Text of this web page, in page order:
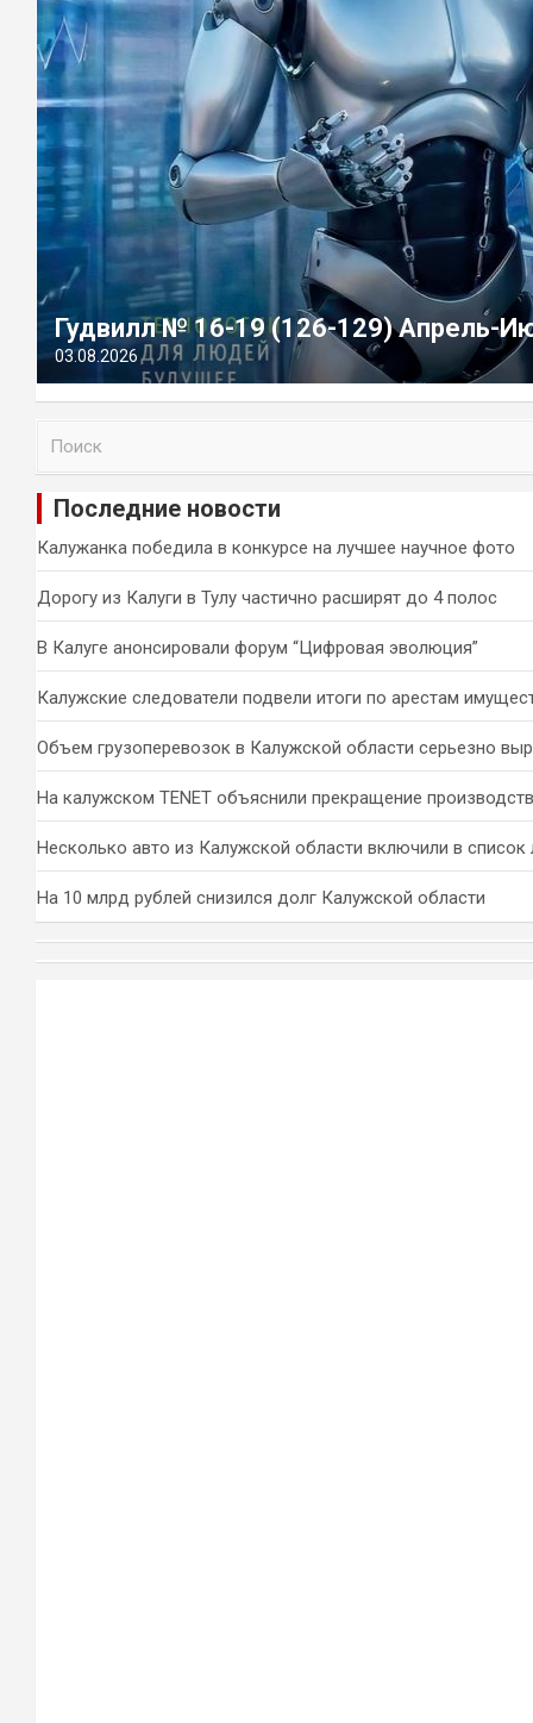
Гудвилл № 16-19 (126-129) Апрель-
03.08.2026
и
Последние новости
Калужанка победила в конкурсе на лучшее научное фото
Дорогу из Калуги в Тулу частично расширят до 4 полос
В Калуге анонсировали форум “Цифровая эволюция”
Калужские следователи подвели итоги по арестам
Объем грузоперевозок в Калужской области серьезно
На калужском TENET объяснили прекращение
Несколько авто из Калужской области включили в список
На 10 млрд рублей снизился долг Калужской области